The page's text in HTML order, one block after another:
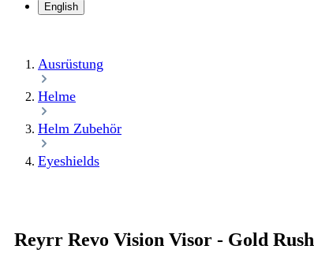
English
Ausrüstung
Helme
Helm Zubehör
Eyeshields
Reyrr Revo Vision Visor - Gold Rush